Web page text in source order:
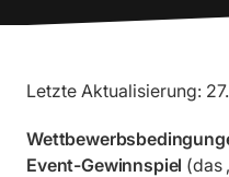
Letzte Aktualisierung:
Event-Gewinnspiel (das